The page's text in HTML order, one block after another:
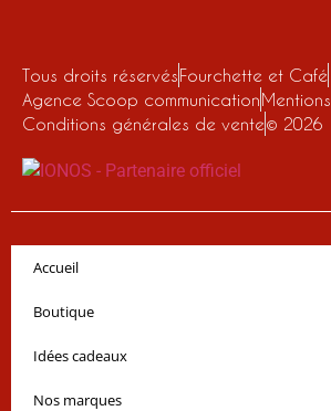
Tous droits réservésFourchette et Café
Agence Scoop communication
Conditions générales de vente© 2026
Accueil
Boutique
Idées cadeaux
Nos marques